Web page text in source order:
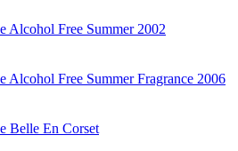
Alcohol Free Summer 2002
Alcohol Free Summer Fragrance 2006
Belle En Corset